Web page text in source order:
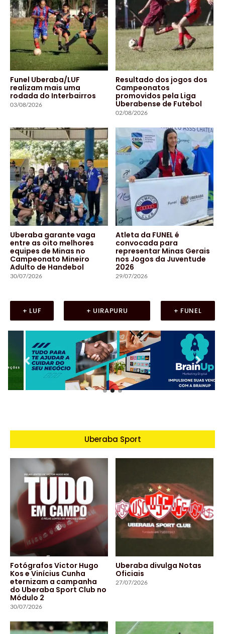
Funel Uberaba/LUF
realizam mais uma
rodada do Interbairros
03/08/2026
Resultado dos jogos dos
Campeonatos
promovidos pela Liga
Uberabense de Futebol
02/08/2026
Uberaba garante vaga
entre as oito melhores
equipes de Minas no
Campeonato Mineiro
Adulto de Handebol
30/07/2026
Atleta da FUNEL é
convocada para
representar Minas Gerais
nos Jogos da Juventude
2026
29/07/2026
+ LUF + UIRAPURU + FUNEL
Uberaba Sport
Fotógrafos Victor Hugo
Kos e Vinícius Cunha
eternizam a campanha
do Uberaba Sport Club no
Módulo 2
30/07/2026
Uberaba divulga Notas
Oficiais
27/07/2026